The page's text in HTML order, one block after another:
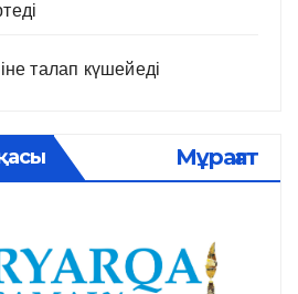
талап күшейеді
Мұрағат